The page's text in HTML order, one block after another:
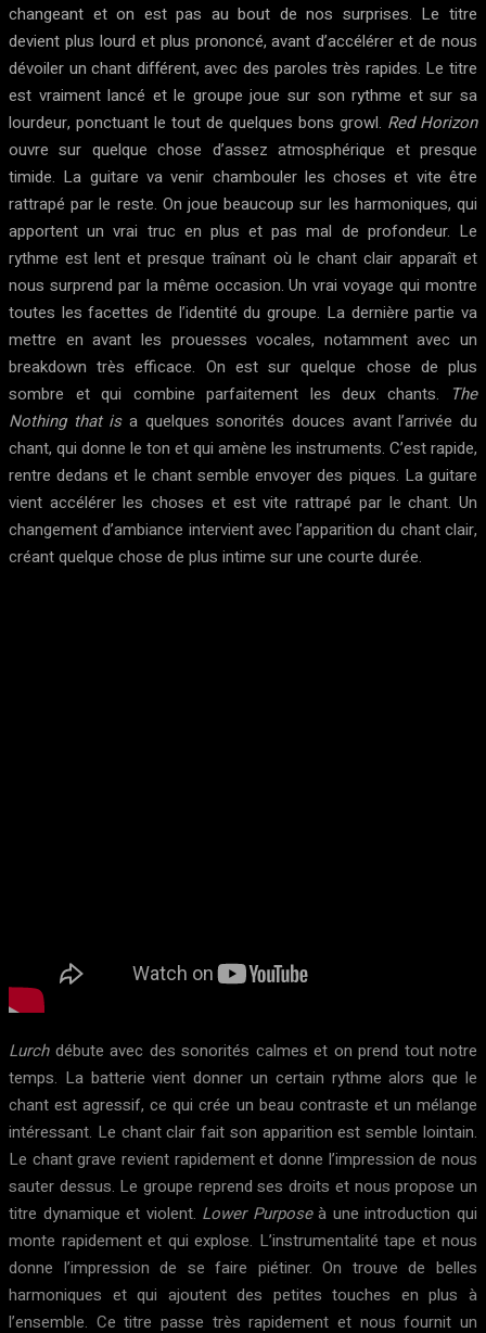
changeant et on est pas au bout de nos surprises. Le titre
devient plus lourd et plus prononcé, avant d’accélérer et de nous
dévoiler un chant différent, avec des paroles très rapides. Le titre
est vraiment lancé et le groupe joue sur son rythme et sur sa
lourdeur, ponctuant le tout de quelques bons growl. Red Horizon
ouvre sur quelque chose d’assez atmosphérique et presque
timide. La guitare va venir chambouler les choses et vite être
rattrapé par le reste. On joue beaucoup sur les harmoniques, qui
apportent un vrai truc en plus et pas mal de profondeur. Le
rythme est lent et presque traînant où le chant clair apparaît et
nous surprend par la même occasion. Un vrai voyage qui montre
toutes les facettes de l’identité du groupe. La dernière partie va
mettre en avant les prouesses vocales, notamment avec un
breakdown très efficace. On est sur quelque chose de plus
sombre et qui combine parfaitement les deux chants.
The
Nothing that isa quelques sonorités douces avant l’arrivée du
chant, qui donne le ton et qui amène les instruments. C’est rapide,
rentre dedans et le chant semble envoyer des piques. La guitare
vient accélérer les choses et est vite rattrapé par le chant. Un
changement d’ambiance intervient avec l’apparition du chant clair,
créant quelque chose de plus intime sur une courte durée.
Lurchdébute avec des sonorités calmes et on prend tout notre
temps. La batterie vient donner un certain rythme alors que le
chant est agressif, ce qui crée un beau contraste et un mélange
intéressant. Le chant clair fait son apparition est semble lointain.
Le chant grave revient rapidement et donne l’impression de nous
sauter dessus. Le groupe reprend ses droits et nous propose un
titre dynamique et violent. Lower Purposeà une introduction qui
monte rapidement et qui explose. L’instrumentalité tape et nous
donne l’impression de se faire piétiner. On trouve de belles
harmoniques et qui ajoutent des petites touches en plus à
l’ensemble. Ce titre passe très rapidement et nous fournit un